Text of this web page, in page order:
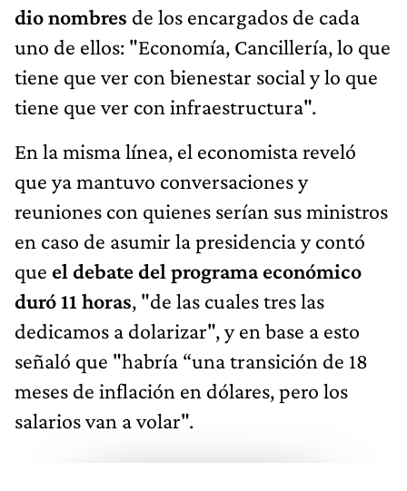
dio nombres de los encargados de cada
uno de ellos: "Economía, Cancillería, lo que
tiene que ver con bienestar social y lo que
tiene que ver con infraestructura".
En la misma línea, el economista reveló
que ya mantuvo conversaciones y
reuniones con quienes serían sus ministros
en caso de asumir la presidencia y contó
que el debate del programa económico
duró 11 horas, "de las cuales tres las
dedicamos a dolarizar", y en base a esto
señaló que "habría “una transición de 18
meses de inflación en dólares, pero los
salarios van a volar".